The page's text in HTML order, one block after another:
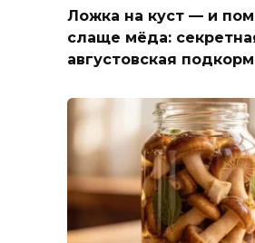
Ложка на куст — и
слаще мёда:
августовская